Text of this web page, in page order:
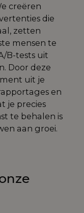
creëren
die
zetten
mensen te
B-tests uit
Door deze
uit je
en
je precies
te behalen is
aan groei.